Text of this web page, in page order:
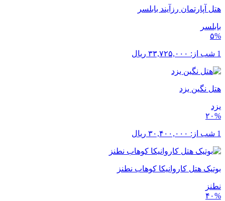
هتل آپارتمان رزآیند بابلسر
بابلسر
۵%
1 شب از: ۳۳,۷۲۵,۰۰۰ ریال
هتل نگین یزد
یزد
۲۰%
1 شب از: ۳۰,۴۰۰,۰۰۰ ریال
بوتیک هتل کاروانیکا کوهاب نطنز
نطنز
۴۰%